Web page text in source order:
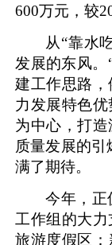
600万元，较
从“靠水
发展的东风。
建工作思路
力发展特色
为中心，打
质量发展的引
满了期待。
今年，正
工作组的大
旅游度假区